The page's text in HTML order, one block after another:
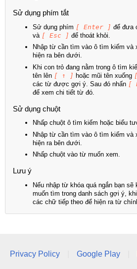
Sử dụng phím tắt
Sử dụng phím [ Enter ] để đưa
và [ Esc ] để thoát khỏi.
Nhập từ cần tìm vào ô tìm kiếm
hiện ra bên dưới.
Khi con trỏ đang nằm trong ô tìm
tên lên [ ↑ ] hoặc mũi tên xuống
các từ được gợi ý. Sau đó nhấn [
để xem chi tiết từ đó.
Sử dụng chuột
Nhấp chuột ô tìm kiếm hoặc biểu
Nhập từ cần tìm vào ô tìm kiếm
hiện ra bên dưới.
Nhấp chuột vào từ muốn xem.
Lưu ý
Nếu nhập từ khóa quá ngắn bạn
muốn tìm trong danh sách gợi ý,
các chữ tiếp theo để hiện ra từ
Privacy Policy Google Play